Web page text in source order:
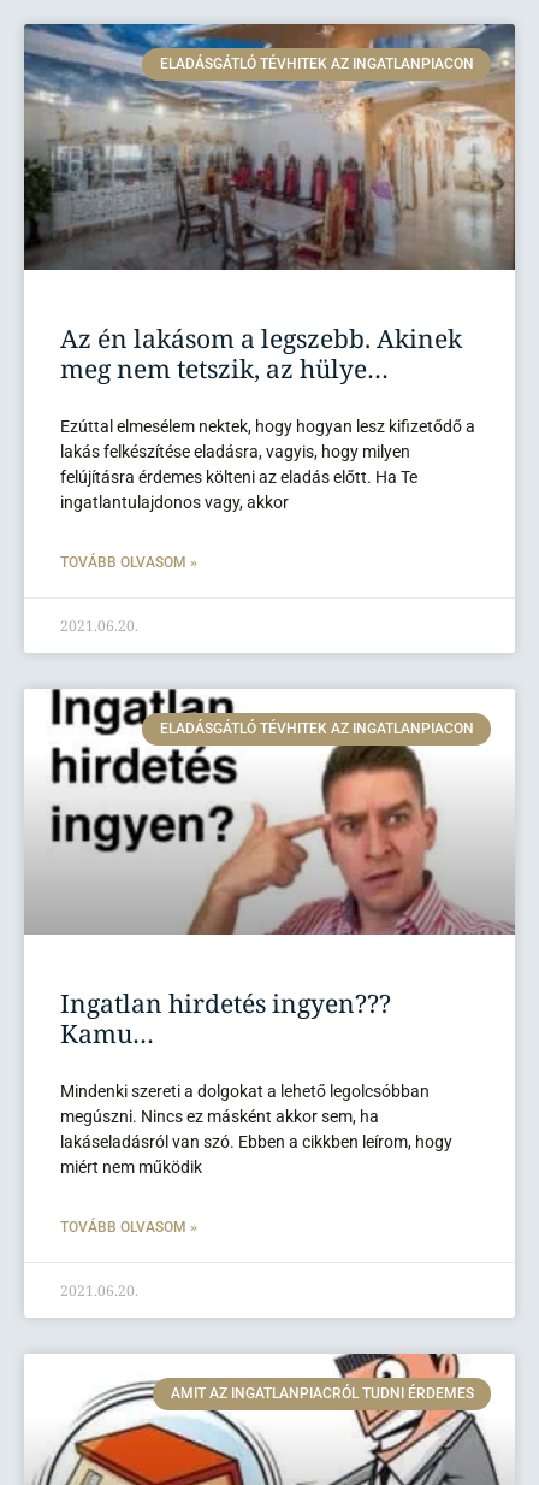
ELADÁSGÁTLÓ TÉVHITEK AZ INGATLANPIACON
Az én lakásom a legszebb. Akinek
meg nem tetszik, az hülye…
Ezúttal elmesélem nektek, hogy hogyan lesz kifizetődő a
lakás felkészítése eladásra, vagyis, hogy milyen
felújításra érdemes költeni az eladás előtt. Ha Te
ingatlantulajdonos vagy, akkor
TOVÁBB OLVASOM »
2021.06.20.
ELADÁSGÁTLÓ TÉVHITEK AZ INGATLANPIACON
Ingatlan hirdetés ingyen???
Kamu…
Mindenki szereti a dolgokat a lehető legolcsóbban
megúszni. Nincs ez másként akkor sem, ha
lakáseladásról van szó. Ebben a cikkben leírom, hogy
miért nem működik
TOVÁBB OLVASOM »
2021.06.20.
AMIT AZ INGATLANPIACRÓL TUDNI ÉRDEMES